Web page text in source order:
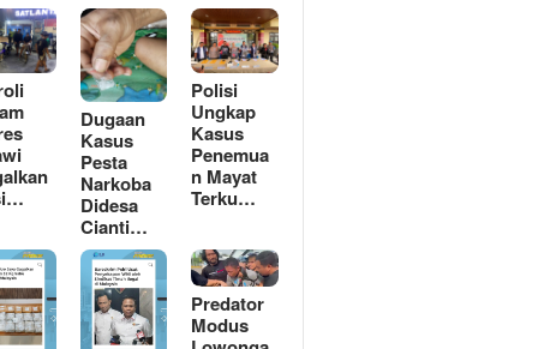
Dugaan
Kasus
Pesta
Narkoba
Didesa
Cianti…
Polisi
Ungkap
Kasus
Penemua
n Mayat
Terku…
Predator
Modus